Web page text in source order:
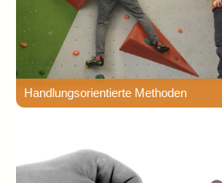
Handlungsorientierte Methoden